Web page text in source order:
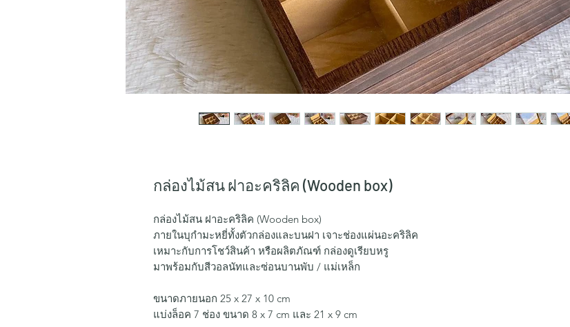
กล่องไม้สน ฝาอะคริลิค (Wooden box)
กล่องไม้สน ฝาอะคริลิค (Wooden box)
ภายในบุกำมะหยี่ทั้งตัวกล่องและบนฝา เจาะช่องแผ่นอะคริลิค
เหมาะกับการโชว์สินค้า หรือผลิตภัณฑ์ กล่องดูเรียบหรู
มาพร้อมกับสีวอลนัทและซ่อนบานพับ / แม่เหล็ก
ขนาดภายนอก 25 x 27 x 10 cm
แบ่งล็อค 7 ช่อง ขนาด 8 x 7 cm และ 21 x 9 cm